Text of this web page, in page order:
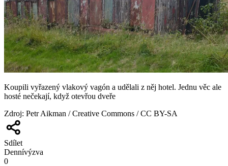
Koupili vyřazený vlakový vagón a udělali z něj hotel. Jednu věc ale
hosté nečekají, když otevřou dveře
Zdroj: Petr Aikman / Creative Commons / CC BY-SA
Sdílet
Dennívýzva
0